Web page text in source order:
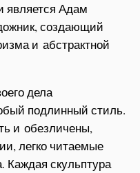
является Адам
создающий
и абстрактной
дела
подлинный стиль.
и обезличены,
легко читаемые
Каждая скульптура